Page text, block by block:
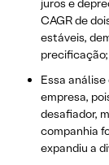
juros e
CAGR de
estáveis,
precificação;
Essa
empresa,
desafiador,
companhia
expandiu a